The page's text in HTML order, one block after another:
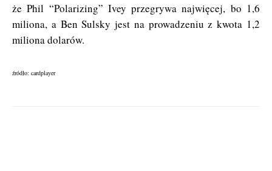
że Phil “Polarizing” Ivey przegrywa najwięcej, bo 1,6
miliona, a Ben Sulsky jest na prowadzeniu z kwota 1,2
miliona dolarów.
źródło: cardplayer